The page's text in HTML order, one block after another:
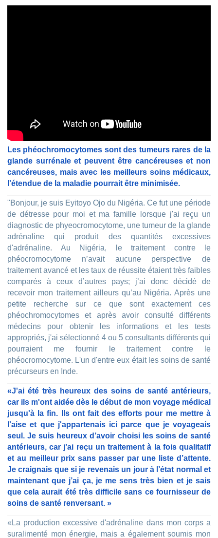
Les phéochromocytomes sont des tumeurs rares de la
glande surrénale et peuvent être cancéreuses et non
cancéreuses, mais avec les meilleurs soins médicaux,
l'étendue de la maladie pourrait être minimisée.
"Bonjour, je suis Eyitoyo Ojo du Nigéria. Ce fut une période
de détresse pour moi et ma famille lorsque j'ai reçu un
diagnostic de phyeocromocytome, une tumeur de la glande
adrénaline qui produit des quantités excessives
d'adrénaline. Au Nigéria, le traitement contre le
phéocromocytome n’avait aucune perspective de
traitement avancé et les taux de réussite étaient très faibles
comparés à ceux d’autres pays; j’ai donc décidé de
recevoir mon traitement ailleurs qu’au Nigéria. Après une
petite recherche sur ce que sont exactement ces
phéochromocytomes et après avoir consulté différents
médecins pour obtenir les informations et les tests
appropriés, j'ai sélectionné 4 ou 5 consultants différents qui
pourraient me fournir le traitement contre le
phéocromocytome. L'un d'entre eux était les soins de santé
précurseurs en Inde.
«J'ai été très heureux des soins de santé antérieurs,
car ils m'ont aidée dès le début de mon voyage médical
jusqu'à la fin. Ils ont fait des efforts pour me mettre à
l'aise et que j'appartenais ici parce que je voyageais
seul. Je suis heureux d’avoir choisi les soins de santé
antérieurs, car j’ai reçu un traitement à la fois qualitatif
et au meilleur prix sans passer par une liste d’attente.
Je craignais que si je revenais un jour à l’état normal et
maintenant que j’ai ça, je me sens très bien et je sais
que cela aurait été très difficile sans ce fournisseur de
soins de santé renversant. »
«La production excessive d'adrénaline dans mon corps a
suralimenté mon énergie, mais a également soumis mon